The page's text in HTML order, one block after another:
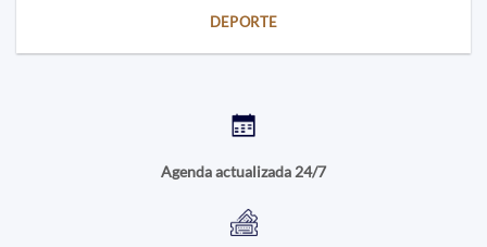
DEPORTE
Agenda actualizada 24/7